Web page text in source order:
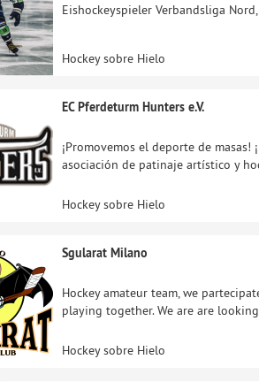
Eishockeyspieler Verbandsliga
Hockey sobre Hielo
EC Pferdeturm Hunters e.V.
¡Promovemos el deporte de
asociación de patinaje artístico y
Hockey sobre Hielo
Sgularat Milano
Hockey amateur team, we
playing together. We are are
Hockey sobre Hielo